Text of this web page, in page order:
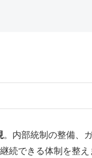
。内部統制の整備、
続できる体制を整え